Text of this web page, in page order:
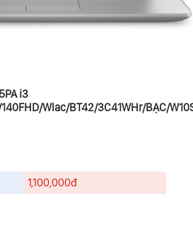
i3
Wlac/BT42/3C41WHr/BẠC/
1,100,000đ